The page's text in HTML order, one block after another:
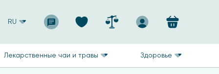
RU
Лекарственные чаи и травы Здоровье